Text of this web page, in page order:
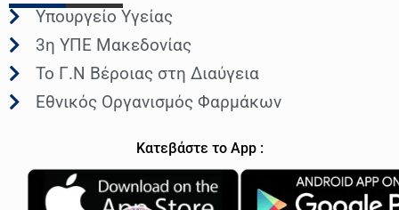
Υπουργείο Υγείας
3η ΥΠΕ Μακεδονίας
Το Γ.Ν Βέροιας στη Διαύγεια
Εθνικός Οργανισμός Φαρμάκων
Κατεβάστε το App :